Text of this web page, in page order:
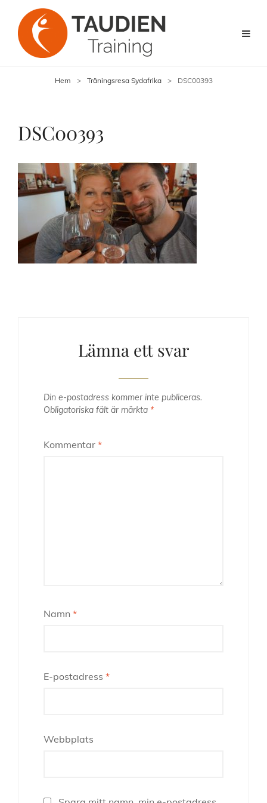
Hem > Träningsresa Sydafrika > DSC00393
DSC00393
Lämna ett svar
Din e-postadress kommer inte publiceras.
Obligatoriska fält är märkta *
Kommentar *
Namn *
E-postadress *
Webbplats